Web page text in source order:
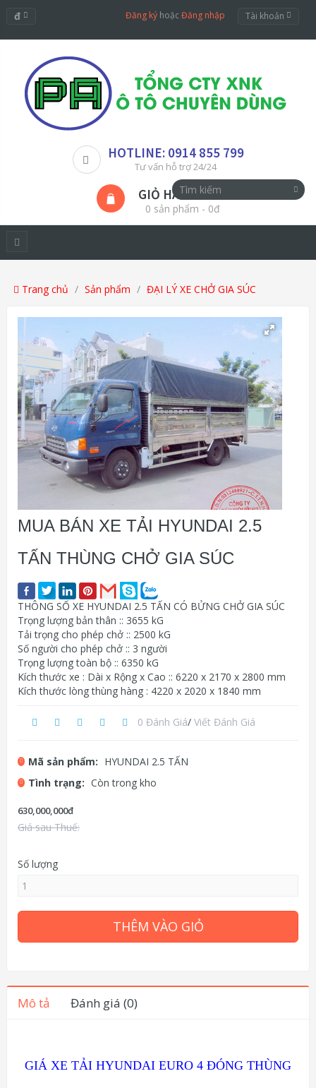
đ Đăng ký hoặcĐăng nhập Tài khoản
HOTLINE: 0914 855 799
Tư vấn hỗ trợ 24/24
GIỎ HÀNG
0 sản phẩm - 0đ
Trang chủ Sản phẩm ĐẠI LÝ XE CHỞ GIA SÚC
MUA BÁN XE TẢI HYUNDAI 2.5
TẤN THÙNG CHỞ GIA SÚC
THÔNG SỐ XE HYUNDAI 2.5 TẤN CÓ BỬNG CHỞ GIA SÚC
Trọng lượng bản thân :: 3655 kG
Tải trọng cho phép chở :: 2500 kG
Số người cho phép chở :: 3 người
Trọng lượng toàn bộ :: 6350 kG
Kích thước xe : Dài x Rộng x Cao :: 6220 x 2170 x 2800 mm
Kích thước lòng thùng hàng : 4220 x 2020 x 1840 mm
0 Đánh Giá/ Viết Đánh Giá
Mã sản phẩm: HYUNDAI 2.5 TẤN
Tình trạng: Còn trong kho
630,000,000đ
Giá sau Thuế:
Số lượng
THÊM VÀO GIỎ
Mô tả Đánh giá (0)
GIÁ XE TẢI HYUNDAI EURO 4 ĐÓNG THÙNG